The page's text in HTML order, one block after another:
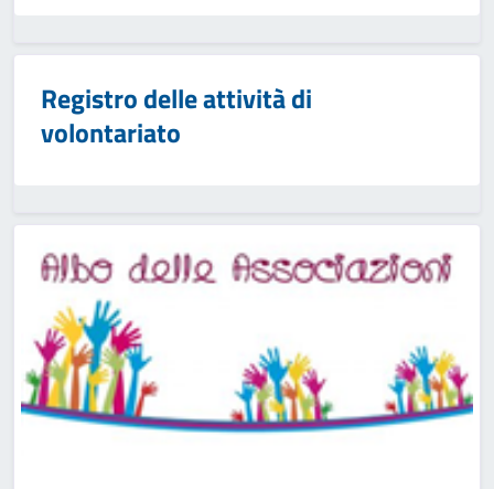
Registro delle attività di
volontariato